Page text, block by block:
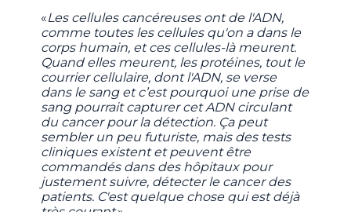
«Les cellules cancéreuses ont de l'ADN,
comme toutes les cellules qu'on a dans le
corps humain, et ces cellules-là meurent.
Quand elles meurent, les protéines, tout le
courrier cellulaire, dont l'ADN, se verse
dans le sang et c’est pourquoi une prise de
sang pourrait capturer cet ADN circulant
du cancer pour la détection. Ça peut
sembler un peu futuriste, mais des tests
cliniques existent et peuvent être
commandés dans des hôpitaux pour
justement suivre, détecter le cancer des
patients. C'est quelque chose qui est déjà